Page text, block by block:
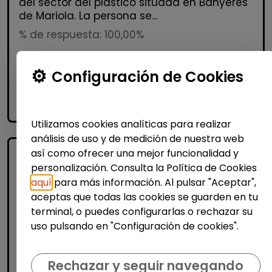
de Mariola. La persona se...
% de respuesta: 100,00%
Me interesa
Operario/a industrial de
Configuración de Cookies
Utilizamos cookies analíticas para realizar
análisis de uso y de medición de nuestra web
así como ofrecer una mejor funcionalidad y
personalización. Consulta la Política de Cookies
aquí para más información. Al pulsar "Aceptar",
aceptas que todas las cookies se guarden en tu
terminal, o puedes configurarlas o rechazar su
uso pulsando en "Configuración de cookies".
Rechazar y seguir navegando